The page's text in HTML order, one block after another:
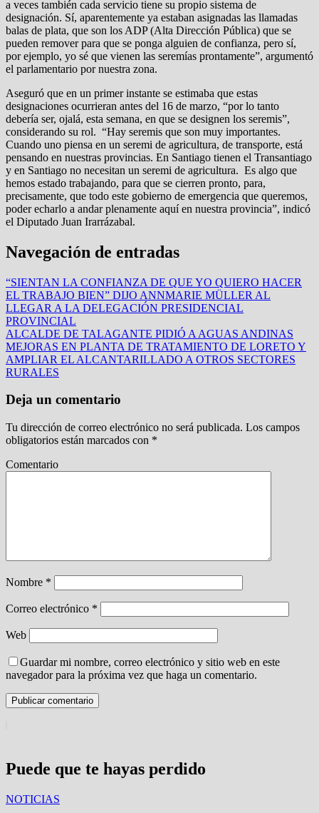
a veces también cada servicio tiene su propio sistema de
designación. Sí, aparentemente ya estaban asignadas las llamadas
balas de plata, que son los ADP (Alta Dirección Pública) que se
pueden remover para que se ponga alguien de confianza, pero sí,
por ejemplo, yo sé que vienen las seremías prontamente”, argumentó
el parlamentario por nuestra zona.
Aseguró que en un primer instante se estimaba que estas
designaciones ocurrieran antes del 16 de marzo, “por lo tanto
debería ser, ojalá, esta semana, en que se designen los seremis”,
considerando su rol. “Hay seremis que son muy importantes.
Cuando uno piensa en un seremi de agricultura, de transporte, está
pensando en nuestras provincias. En Santiago tienen el Transantiago
y en Santiago no necesitan un seremi de agricultura. Es algo que
hemos estado trabajando, para que se cierren pronto, para,
precisamente, que todo este gobierno de emergencia que queremos,
poder echarlo a andar plenamente aquí en nuestra provincia”, indicó
el Diputado Juan Irarrázabal.
Navegación de entradas
“SIENTAN LA CONFIANZA DE QUE YO QUIERO HACER
EL TRABAJO BIEN” DIJO ANNMARIE MÜLLER AL
LLEGAR A LA DELEGACIÓN PRESIDENCIAL
PROVINCIAL
ALCALDE DE TALAGANTE PIDIÓ A AGUAS ANDINAS
MEJORAS EN PLANTA DE TRATAMIENTO DE LORETO Y
AMPLIAR EL ALCANTARILLADO A OTROS SECTORES
RURALES
Deja un comentario
Tu dirección de correo electrónico no será publicada. Los campos
obligatorios están marcados con *
Comentario
Nombre *
Correo electrónico *
Web
Guardar mi nombre, correo electrónico y sitio web en este
navegador para la próxima vez que haga un comentario.
Puede que te hayas perdido
NOTICIAS